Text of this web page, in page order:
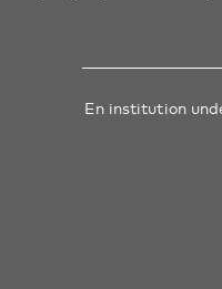
En institution